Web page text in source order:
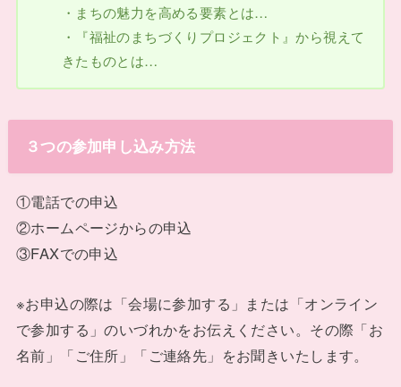
・まちの魅力を高める要素とは…
・『福祉のまちづくりプロジェクト』から視えて
きたものとは…
３つの参加申し込み方法
①電話での申込
②ホームページからの申込
③FAXでの申込
※お申込の際は「会場に参加する」または「オンライン
で参加する」のいづれかをお伝えください。その際「お
名前」「ご住所」「ご連絡先」をお聞きいたします。